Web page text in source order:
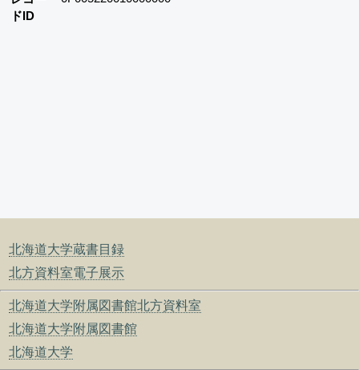
北海道大学蔵書目録
北方資料室電子展示
北海道大学附属図書館北方資料室
北海道大学附属図書館
北海道大学
ドID